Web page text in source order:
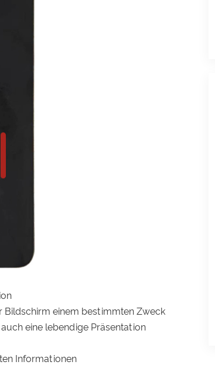
Bildschirm einem bestimmten Zweck
eine lebendige Präsentation
Informationen